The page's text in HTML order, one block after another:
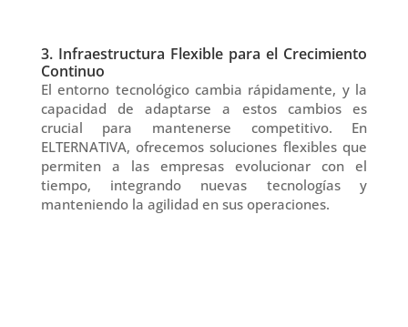
3. Infraestructura Flexible para el Crecimiento
Continuo
El entorno tecnológico cambia rápidamente, y la
capacidad de adaptarse a estos cambios es
crucial para mantenerse competitivo. En
ELTERNATIVA, ofrecemos soluciones flexibles que
permiten a las empresas evolucionar con el
tiempo, integrando nuevas tecnologías y
manteniendo la agilidad en sus operaciones.